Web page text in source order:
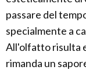
passare del
specialmente a
All'olfatto risulta
rimanda un